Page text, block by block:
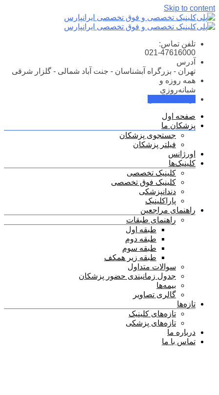
Skip to content
تلفن تماس:
021-47616000
آدرس
تهران - بزرگراه آبشناسان - جنت آباد شمالی - گلزار شرقی
همه روزه و
شبانه‌روزی
صفحه اول
پزشکان ما
جستجوی پزشکان
فیلتر پزشکان
اورژانس
کلینیک‌ها
کلینیک تخصصی
کلینیک فوق تخصصی
دندانپزشکی
پاراکلینیک
راهنمای مراجعین
راهنمای طبقات
طبقه اول
طبقه دوم
طبقه سوم
طبقه زیر همکف
سوالات متداول
جدول زمانبندی حضور پزشکان
بیمه‌ها
گالری تصاویر
تازه‌ها
تازه‌های کلینیک
تازه‌های پزشکی
درباره ما
تماس با ما